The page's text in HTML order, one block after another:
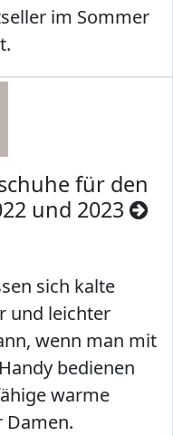
im Sommer
für den
und 2023
sich kalte
und leichter
wenn man mit
bedienen
warme
Damen.